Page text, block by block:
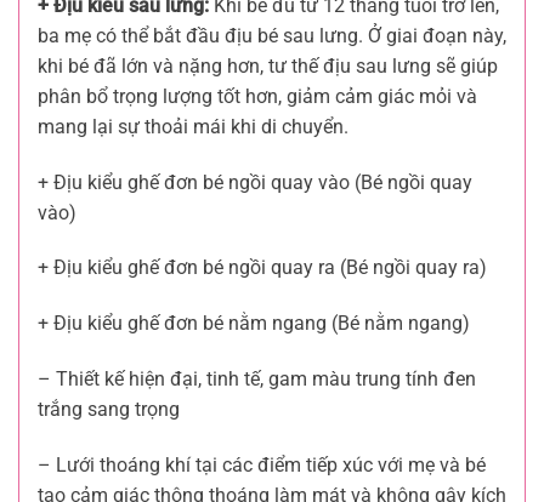
+ Địu kiểu sau lưng: Khi bé đủ từ 12 tháng tuổi trở lên,
ba mẹ có thể bắt đầu địu bé sau lưng. Ở giai đoạn này,
khi bé đã lớn và nặng hơn, tư thế địu sau lưng sẽ giúp
phân bổ trọng lượng tốt hơn, giảm cảm giác mỏi và
mang lại sự thoải mái khi di chuyển.
+ Địu kiểu ghế đơn bé ngồi quay vào (Bé ngồi quay
vào)
+ Địu kiểu ghế đơn bé ngồi quay ra (Bé ngồi quay ra)
+ Địu kiểu ghế đơn bé nằm ngang (Bé nằm ngang)
– Thiết kế hiện đại, tinh tế, gam màu trung tính đen
trắng sang trọng
– Lưới thoáng khí tại các điểm tiếp xúc với mẹ và bé
tạo cảm giác thông thoáng làm mát và không gây kích